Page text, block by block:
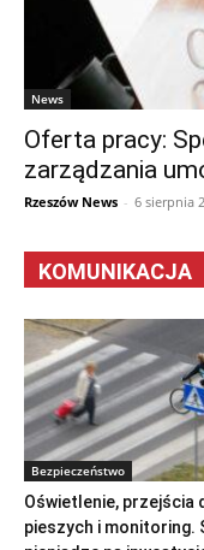
News
Oferta pracy:
zarządzania
Rzeszów News - 6 sierpnia
KOMUNIKACJA
Bezpieczeństwo
Oświetlenie, przejścia
pieszych i monitoring.